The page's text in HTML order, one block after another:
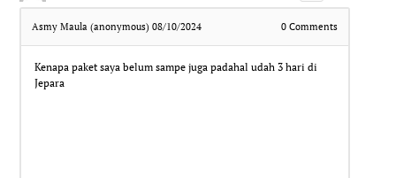
Asmy Maula (anonymous)08/10/2024 0Comments
Kenapa paket saya belum sampe juga padahal udah 3 hari di
Jepara